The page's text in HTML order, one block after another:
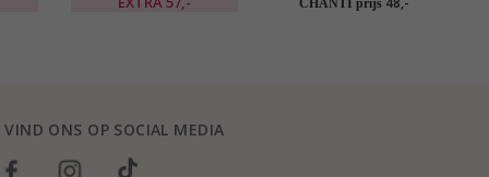
CHANTI prijs
VIND ONS OP SOCIAL MEDIA